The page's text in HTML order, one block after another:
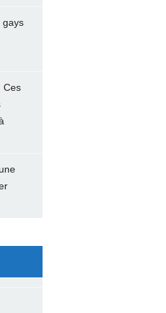
gays
Ces